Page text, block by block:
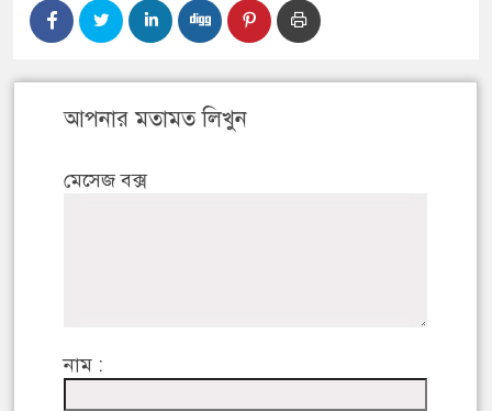
আপনার মতামত লিখুন
মেসেজ বক্স
নাম :